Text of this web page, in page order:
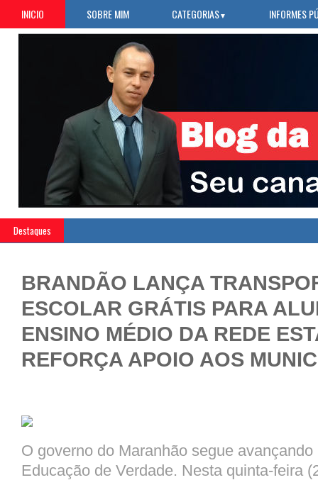
INICIO SOBRE MIM CATEGORIAS▼ INFORMES
Destaques
BRANDÃO LANÇA
ESCOLAR GRÁTIS PARA
ENSINO MÉDIO DA REDE
REFORÇA APOIO AOS
O governo do Maranhão segue
Educação de Verdade. Nesta quinta-feira